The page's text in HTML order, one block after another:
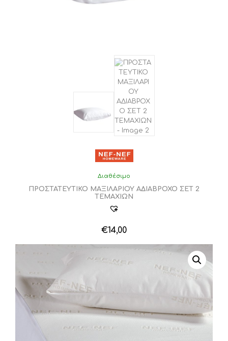
του
Διαθέσιμο
ΠΡΟΣΤΑΤΕΥΤΙΚΟ ΜΑΞΙΛΑΡΙΟΥ ΑΔΙΑΒΡΟΧΟ ΣΕΤ 2
ΤΕΜΑΧΙΩΝ
€14,00